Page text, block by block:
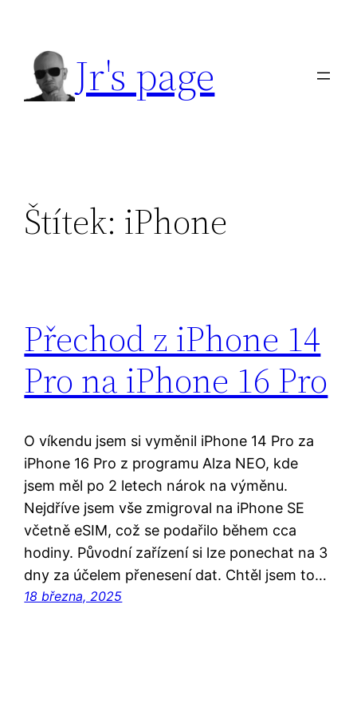
obsah
Jr's page
Štítek: iPhone
Přechod z iPhone 14
Pro na iPhone 16 Pro
O víkendu jsem si vyměnil iPhone 14 Pro za
iPhone 16 Pro z programu Alza NEO, kde
jsem měl po 2 letech nárok na výměnu.
Nejdříve jsem vše zmigroval na iPhone SE
včetně eSIM, což se podařilo během cca
hodiny. Původní zařízení si lze ponechat na 3
dny za účelem přenesení dat. Chtěl jsem to…
18 března, 2025